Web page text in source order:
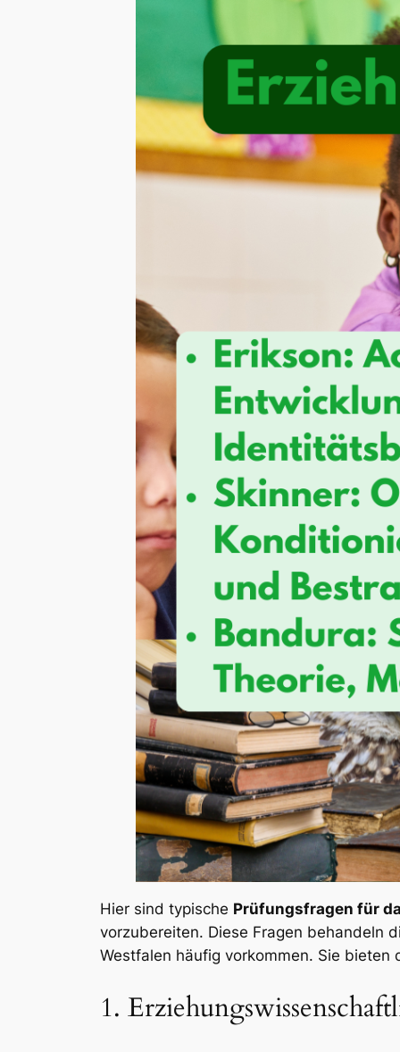
Hier sind typische Prüfungsfragen für
vorzubereiten. Diese Fragen behandeln
Westfalen häufig vorkommen. Sie
1.